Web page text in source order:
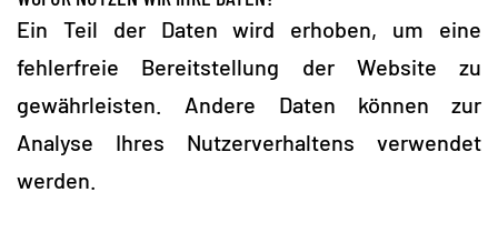
Ein Teil der Daten wird erhoben, um eine
fehlerfreie Bereitstellung der Website zu
gewährleisten. Andere Daten können zur
Analyse Ihres Nutzerverhaltens verwendet
werden.